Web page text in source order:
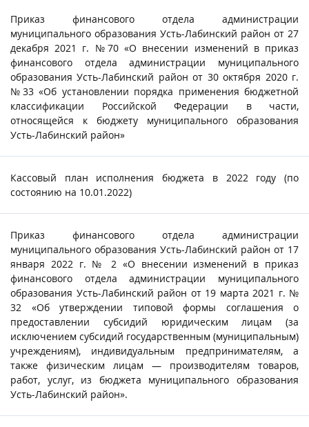
Приказ финансового отдела администрации
муниципального образования Усть-Лабинский район от 27
декабря 2021 г. №70 «О внесении изменений в приказ
финансового отдела администрации муниципального
образования Усть-Лабинский район от 30 октября 2020 г.
№33 «Об установлении порядка применения бюджетной
классификации Российской Федерации в части,
относящейся к бюджету муниципального образования
Усть-Лабинский район»
Кассовый план исполнения бюджета в 2022 году (по
состоянию на 10.01.2022)
Приказ финансового отдела администрации
муниципального образования Усть-Лабинский район от 17
января 2022 г. № 2 «О внесении изменений в приказ
финансового отдела администрации муниципального
образования Усть-Лабинский район от 19 марта 2021 г. №
32 «Об утверждении типовой формы соглашения о
предоставлении субсидий юридическим лицам (за
исключением субсидий государственным (муниципальным)
учреждениям), индивидуальным предпринимателям, а
также физическим лицам — производителям товаров,
работ, услуг, из бюджета муниципального образования
Усть-Лабинский район».